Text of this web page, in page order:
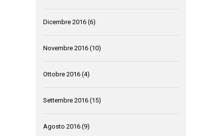
Dicembre 2016 (6)
Novembre 2016 (10)
Ottobre 2016 (4)
Settembre 2016 (15)
Agosto 2016 (9)